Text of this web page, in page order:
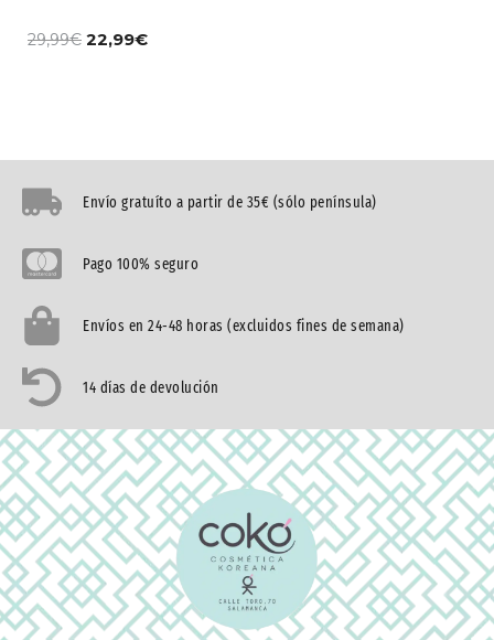
29,99€ 22,99€
Envío gratuíto a partir de 35€ (sólo península)
Pago 100% seguro
Envíos en 24-48 horas (excluidos fines de semana)
14 días de devolución